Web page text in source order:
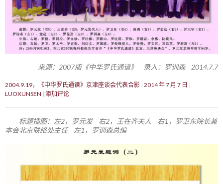
来源：2007版《中华罗氏通谱》 录入：罗训森 2014.7.7
2004.9.19，《中华罗氏通谱》京津座谈会代表合影 2014 年 7 月 7 日
LUOXUNSEN 添加评论
标题插图：左2，罗元发 右2，王在齐夫人 右1，罗卫东院长兼
本会北京联络处主任 左1，罗训森总编